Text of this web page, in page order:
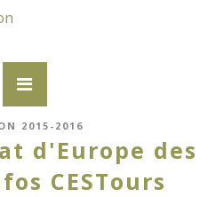
2015-2016
d'Europe des
CESTours